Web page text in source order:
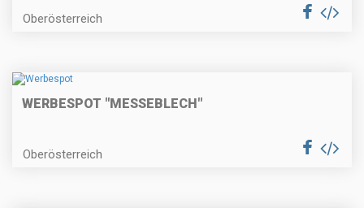
Oberösterreich
WERBESPOT "MESSEBLECH"
Oberösterreich